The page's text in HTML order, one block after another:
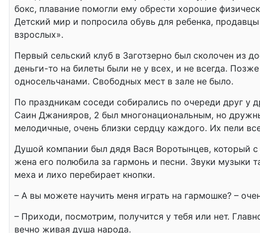
бокс, плавание помогли ему обрести хорошие
Детский мир и попросила обувь для ребенка,
взрослых».
Первый сельский клуб в Заготзерно был сколочен из
деньги-то на билеты были не у всех, и не всегда.
односельчанами. Свободных мест в зале не было.
По праздникам соседи собирались по очереди друг у
Саин Джанияров, 2 был многонациональным, но
мелодичные, очень близки сердцу каждого. Их пели
Душой компании был дядя Вася Воротынцев, который
жена его полюбила за гармонь и песни. Звуки музыки
меха и лихо перебирает кнопки.
– А вы можете научить меня играть на гармошке? –
– Приходи, посмотрим, получится у тебя или нет.
вечно живая душа народа.